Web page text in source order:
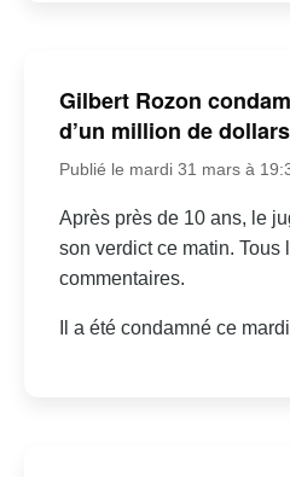
Gilbert Rozon
d’un million de
Publié le mardi 31 mars à
Après près de 10 ans, le
son verdict ce matin. Tous
commentaires.
Il a été condamné ce